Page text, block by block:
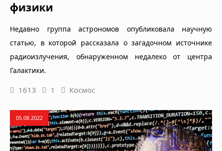
физики
Недавно группа астрономов опубликовала научную
статью, в которой рассказала о загадочном источнике
радиоизлучения, обнаруженном недалеко от центра
Галактики.
1613 1 Космос
05.08.2022